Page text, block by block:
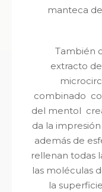
manteca
También
extracto
combinado
del mentol
da la
además de
rellenan todas
las moléculas
la